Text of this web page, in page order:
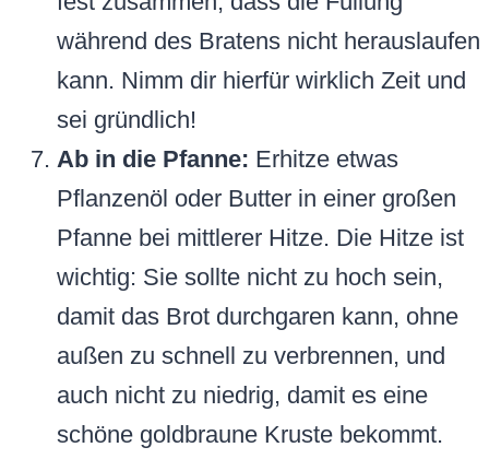
während des Bratens nicht herauslaufen
kann. Nimm dir hierfür wirklich Zeit und
sei gründlich!
Ab in die Pfanne: Erhitze etwas
Pflanzenöl oder Butter in einer großen
Pfanne bei mittlerer Hitze. Die Hitze ist
wichtig: Sie sollte nicht zu hoch sein,
damit das Brot durchgaren kann, ohne
außen zu schnell zu verbrennen, und
auch nicht zu niedrig, damit es eine
schöne goldbraune Kruste bekommt.